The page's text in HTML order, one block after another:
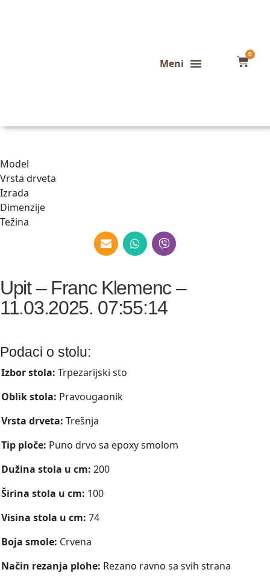
0
Model
Vrsta drveta
Izrada
Dimenzije
Težina
Upit – Franc Klemenc –
11.03.2025. 07:55:14
Podaci o stolu:
Izbor stola: Trpezarijski sto
Oblik stola: Pravougaonik
Vrsta drveta: Trešnja
Tip ploče: Puno drvo sa epoxy smolom
Dužina stola u cm: 200
Širina stola u cm: 100
Visina stola u cm: 74
Boja smole: Crvena
Način rezanja plohe: Rezano ravno sa svih strana